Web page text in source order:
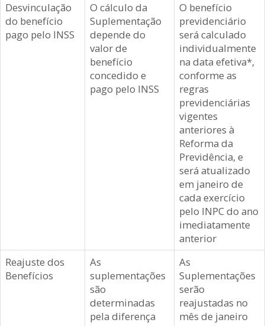
Desvinculação
do benefício
pago pelo INSS
O cálculo da
Suplementação
depende do
valor de
benefício
concedido e
pago pelo INSS
O benefício
previdenciário
será calculado
individualmente
na data efetiva*,
conforme as
regras
previdenciárias
vigentes
anteriores à
Reforma da
Previdência, e
será atualizado
em janeiro de
cada exercício
pelo INPC do ano
imediatamente
anterior
Reajuste dos
Benefícios
As
suplementações
são
determinadas
pela diferença
As
Suplementações
serão
reajustadas no
mês de janeiro